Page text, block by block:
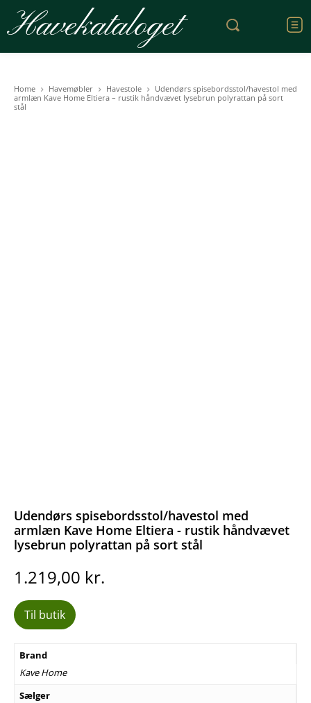
Havekataloget
Home Havemøbler Havestole
Udendørs spisebordsstol/havestol med
armlæn Kave Home Eltiera – rustik håndvævet lysebrun polyrattan på sort
stål
Udendørs spisebordsstol/havestol med
armlæn Kave Home Eltiera - rustik håndvævet
lysebrun polyrattan på sort stål
1.219,00 kr.
Til butik
Brand
Kave Home
Sælger